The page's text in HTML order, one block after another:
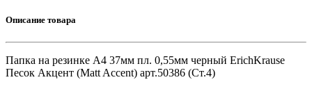
Описание товара
Папка на резинке А4 37мм пл. 0,55мм черный ErichKrause
Песок Акцент (Matt Accent) арт.50386 (Ст.4)